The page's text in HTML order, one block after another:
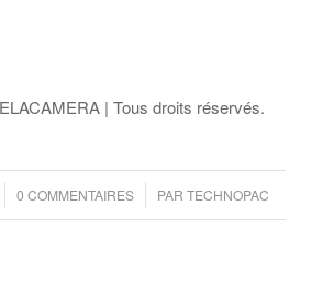
| Tous droits réservés.
0 COMMENTAIRES
/ PARTECHNOPAC